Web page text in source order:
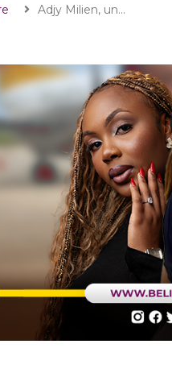
Adjy Milien, un…